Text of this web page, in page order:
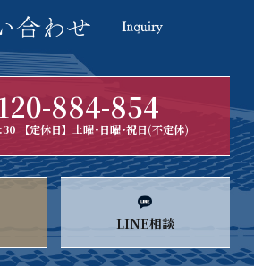
884-854
【定休日】土曜･日曜･祝日(不定休)
LINE相談